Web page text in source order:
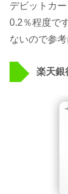
デビットカ
0.2％程度で
ないので参
楽天銀